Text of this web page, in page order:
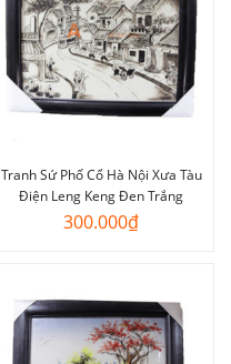
Tranh Sứ Phố Cổ Hà Nội Xưa Tàu
Điện Leng Keng Đen Trắng
300.000₫